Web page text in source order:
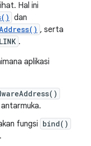
Hal ini
dan
, serta
.
aplikasi
fungsi bind()
.